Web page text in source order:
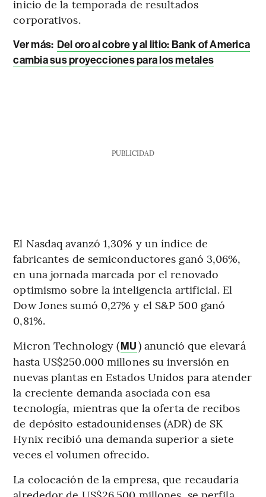
inicio de la temporada de resultados
corporativos.
Ver más: Del oro al cobre y al litio: Bank of America
cambia sus proyecciones para los metales
PUBLICIDAD
El Nasdaq avanzó 1,30% y un índice de
fabricantes de semiconductores ganó 3,06%,
en una jornada marcada por el renovado
optimismo sobre la inteligencia artificial. El
Dow Jones sumó 0,27% y el S&P 500 ganó
0,81%.
Micron Technology (MU) anunció que elevará
hasta US$250.000 millones su inversión en
nuevas plantas en Estados Unidos para atender
la creciente demanda asociada con esa
tecnología, mientras que la oferta de recibos
de depósito estadounidenses (ADR) de SK
Hynix recibió una demanda superior a siete
veces el volumen ofrecido.
La colocación de la empresa, que recaudaría